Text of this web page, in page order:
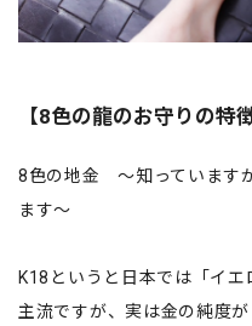
【8色の龍のお守りの特徴
8色の地金 ～知っています
ます～
K18というと日本では「イ
主流ですが、実は金の純度